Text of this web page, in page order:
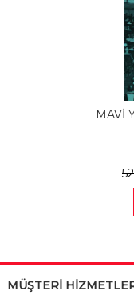
MAVİ
MÜŞTERİ